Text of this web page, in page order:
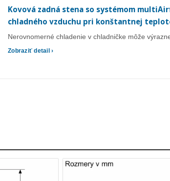
Kovová zadná stena so systémom
chladného vzduchu pri konštantnej
Nerovnomerné chladenie v chladničke môže
Zobraziť detail ›